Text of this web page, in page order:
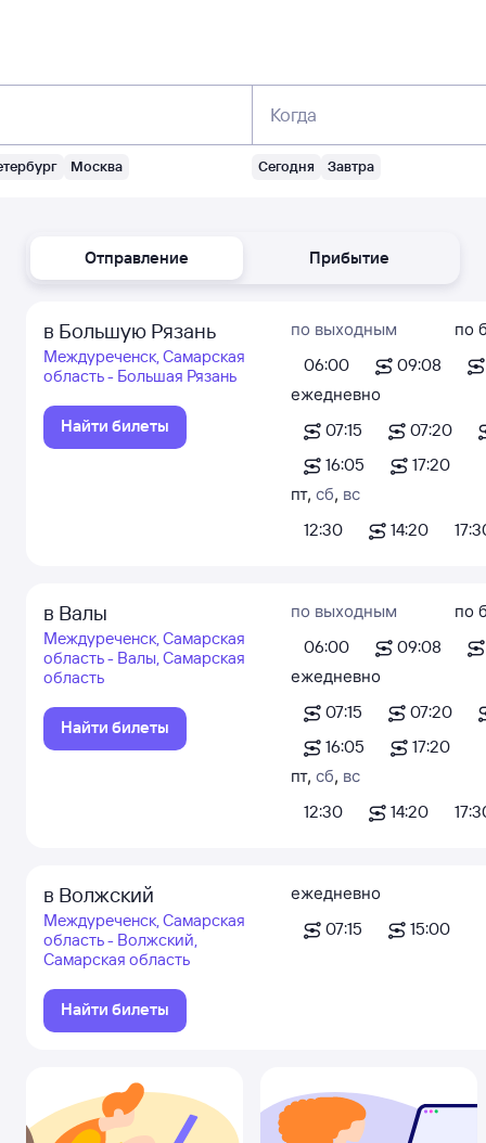
Москва
Когда
Сегодня Завтра
Отправление Прибытие
в Большую Рязань
Междуреченск, Самарская
область - Большая Рязань
Найти билеты
по выходным
06:00
09:08
по
ежедневно
07:15
07:20
16:05
17:20
пт, сб, вс
12:30
14:20
в Валы
Междуреченск, Самарская
область - Валы, Самарская
область
Найти билеты
по выходным
06:00
09:08
по
ежедневно
07:15
07:20
16:05
17:20
пт, сб, вс
12:30
14:20
в Волжский
Междуреченск, Самарская
область - Волжский,
Самарская область
Найти билеты
ежедневно
07:15
15:00